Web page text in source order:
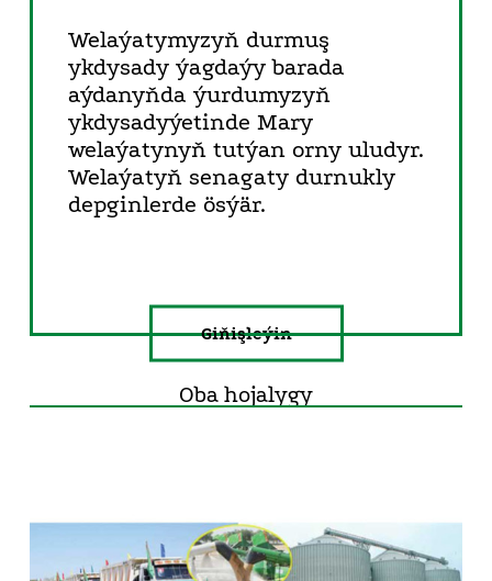
Welaýatymyzyň durmuş
ykdysady ýagdaýy barada
aýdanyňda ýurdumyzyň
ykdysadyýetinde Mary
welaýatynyň tutýan orny uludyr.
Welaýatyň senagaty durnukly
depginlerde ösýär.
Giňişleýin
Oba hojalygy